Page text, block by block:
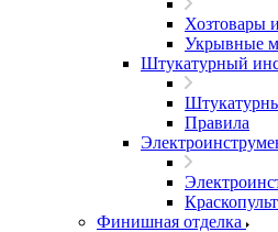
Хозтовары
Укрывные
Штукатурный
Правила
Финишная отделка